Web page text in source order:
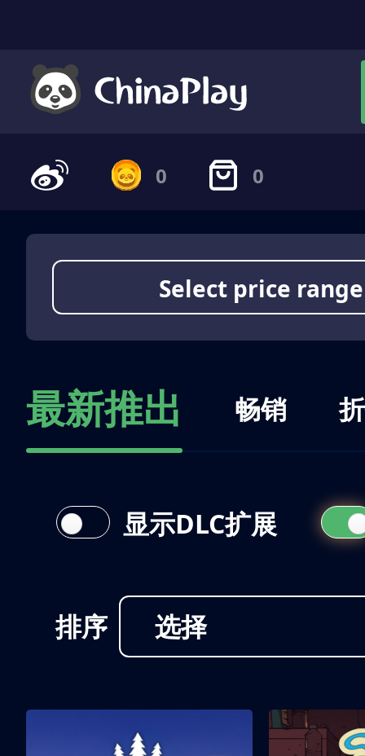
0 0
Select price range
最新推出 畅销
排序 选择
显示DLC扩展